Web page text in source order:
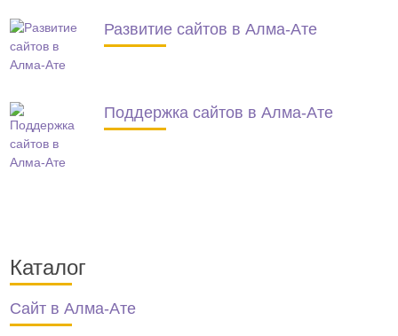
Развитие сайтов в Алма-Ате
Поддержка сайтов в Алма-Ате
Каталог
Сайт в Алма-Ате